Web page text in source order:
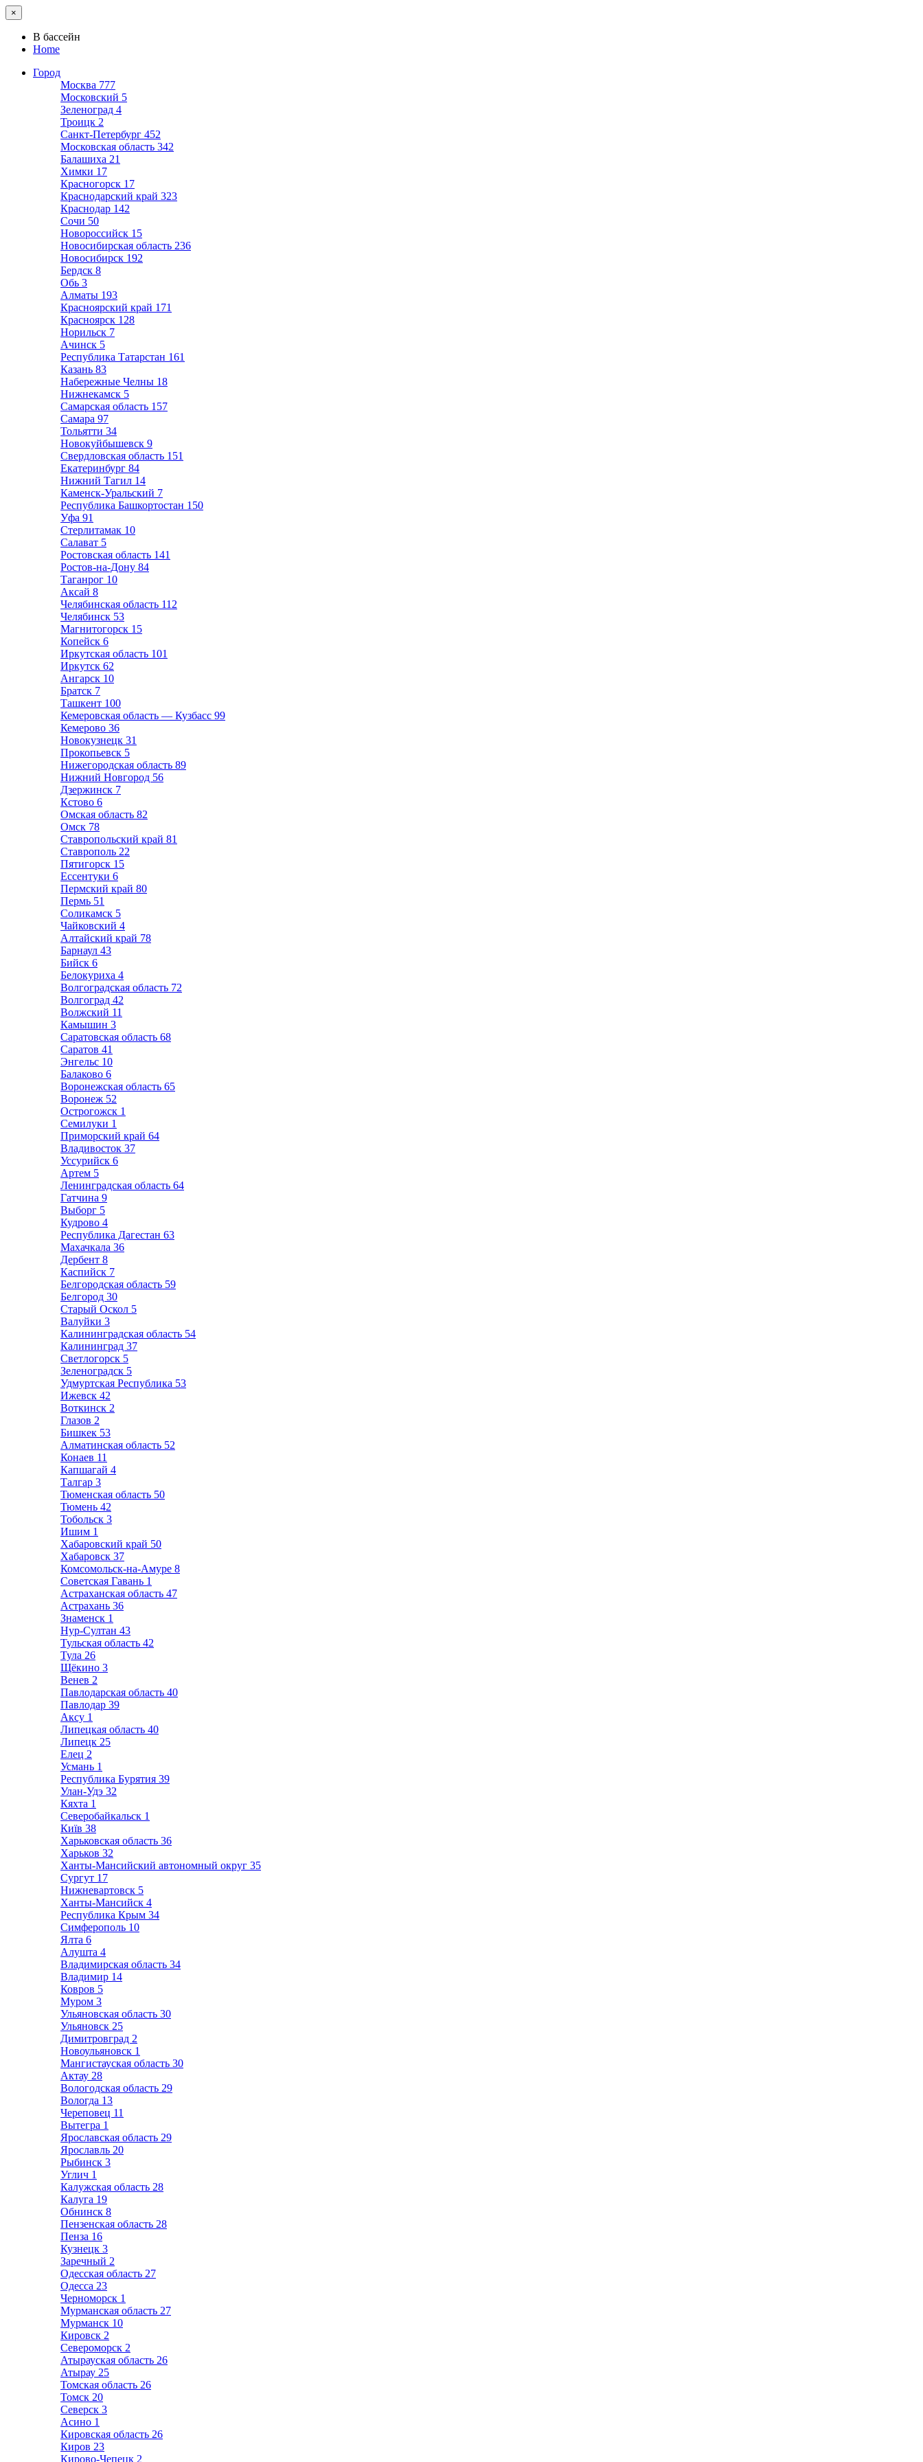
×
В бассейн
Home
Город
Москва 777
Московский 5
Зеленоград 4
Троицк 2
Санкт-Петербург 452
Московская область 342
Балашиха 21
Химки 17
Красногорск 17
Краснодарский край 323
Краснодар 142
Сочи 50
Новороссийск 15
Новосибирская область 236
Новосибирск 192
Бердск 8
Обь 3
Алматы 193
Красноярский край 171
Красноярск 128
Норильск 7
Ачинск 5
Республика Татарстан 161
Казань 83
Набережные Челны 18
Нижнекамск 5
Самарская область 157
Самара 97
Тольятти 34
Новокуйбышевск 9
Свердловская область 151
Екатеринбург 84
Нижний Тагил 14
Каменск-Уральский 7
Республика Башкортостан 150
Уфа 91
Стерлитамак 10
Салават 5
Ростовская область 141
Ростов-на-Дону 84
Таганрог 10
Аксай 8
Челябинская область 112
Челябинск 53
Магнитогорск 15
Копейск 6
Иркутская область 101
Иркутск 62
Ангарск 10
Братск 7
Ташкент 100
Кемеровская область — Кузбасс 99
Кемерово 36
Новокузнецк 31
Прокопьевск 5
Нижегородская область 89
Нижний Новгород 56
Дзержинск 7
Кстово 6
Омская область 82
Омск 78
Ставропольский край 81
Ставрополь 22
Пятигорск 15
Ессентуки 6
Пермский край 80
Пермь 51
Соликамск 5
Чайковский 4
Алтайский край 78
Барнаул 43
Бийск 6
Белокуриха 4
Волгоградская область 72
Волгоград 42
Волжский 11
Камышин 3
Саратовская область 68
Саратов 41
Энгельс 10
Балаково 6
Воронежская область 65
Воронеж 52
Острогожск 1
Семилуки 1
Приморский край 64
Владивосток 37
Уссурийск 6
Артем 5
Ленинградская область 64
Гатчина 9
Выборг 5
Кудрово 4
Республика Дагестан 63
Махачкала 36
Дербент 8
Каспийск 7
Белгородская область 59
Белгород 30
Старый Оскол 5
Валуйки 3
Калининградская область 54
Калининград 37
Светлогорск 5
Зеленоградск 5
Удмуртская Республика 53
Ижевск 42
Воткинск 2
Глазов 2
Бишкек 53
Алматинская область 52
Конаев 11
Капшагай 4
Талгар 3
Тюменская область 50
Тюмень 42
Тобольск 3
Ишим 1
Хабаровский край 50
Хабаровск 37
Комсомольск-на-Амуре 8
Советская Гавань 1
Астраханская область 47
Астрахань 36
Знаменск 1
Нур-Султан 43
Тульская область 42
Тула 26
Щёкино 3
Венев 2
Павлодарская область 40
Павлодар 39
Аксу 1
Липецкая область 40
Липецк 25
Елец 2
Усмань 1
Республика Бурятия 39
Улан-Удэ 32
Кяхта 1
Северобайкальск 1
Київ 38
Харьковская область 36
Харьков 32
Ханты-Мансийский автономный округ 35
Сургут 17
Нижневартовск 5
Ханты-Мансийск 4
Республика Крым 34
Симферополь 10
Ялта 6
Алушта 4
Владимирская область 34
Владимир 14
Ковров 5
Муром 3
Ульяновская область 30
Ульяновск 25
Димитровград 2
Новоульяновск 1
Мангистауская область 30
Актау 28
Вологодская область 29
Вологда 13
Череповец 11
Вытегра 1
Ярославская область 29
Ярославль 20
Рыбинск 3
Углич 1
Калужская область 28
Калуга 19
Обнинск 8
Пензенская область 28
Пенза 16
Кузнецк 3
Заречный 2
Одесская область 27
Одесса 23
Черноморск 1
Мурманская область 27
Мурманск 10
Кировск 2
Североморск 2
Атырауская область 26
Атырау 25
Томская область 26
Томск 20
Северск 3
Асино 1
Кировская область 26
Киров 23
Кирово-Чепецк 2